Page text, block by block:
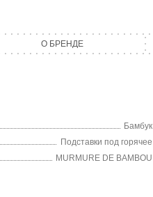
О БРЕНДЕ
Бамбук
Подставки под горячее
MURMURE DE BAMBOU